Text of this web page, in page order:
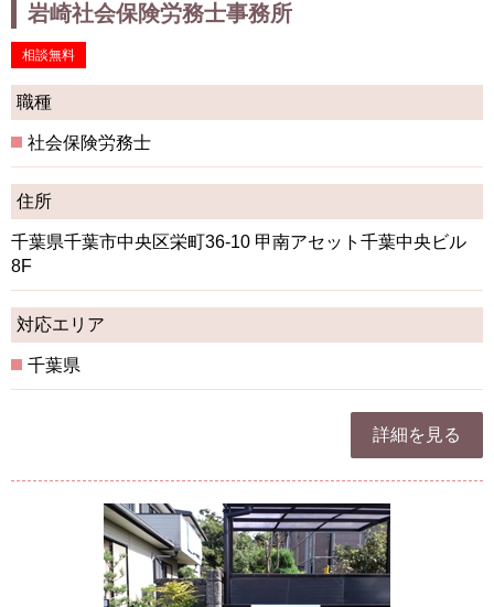
岩崎社会保険労務士事務所
相談無料
職種
社会保険労務士
住所
千葉県千葉市中央区栄町36-10 甲南アセット千葉中央ビル
8F
対応エリア
千葉県
詳細を見る